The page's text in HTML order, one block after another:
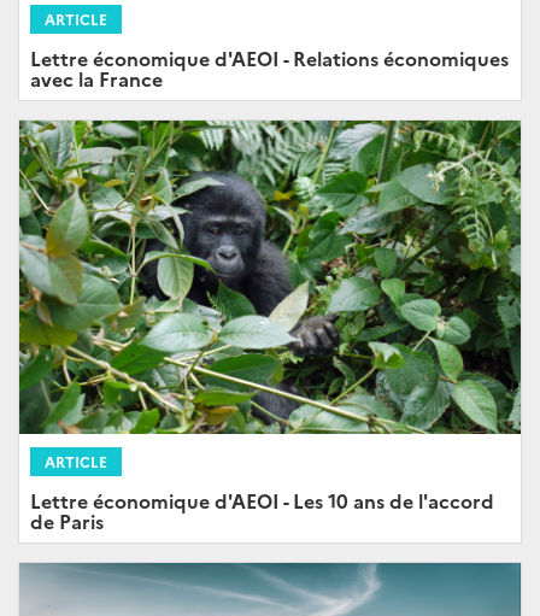
ARTICLE
Lettre économique d'AEOI - Relations économiques
avec la France
ARTICLE
Lettre économique d'AEOI - Les 10 ans de l'accord
de Paris